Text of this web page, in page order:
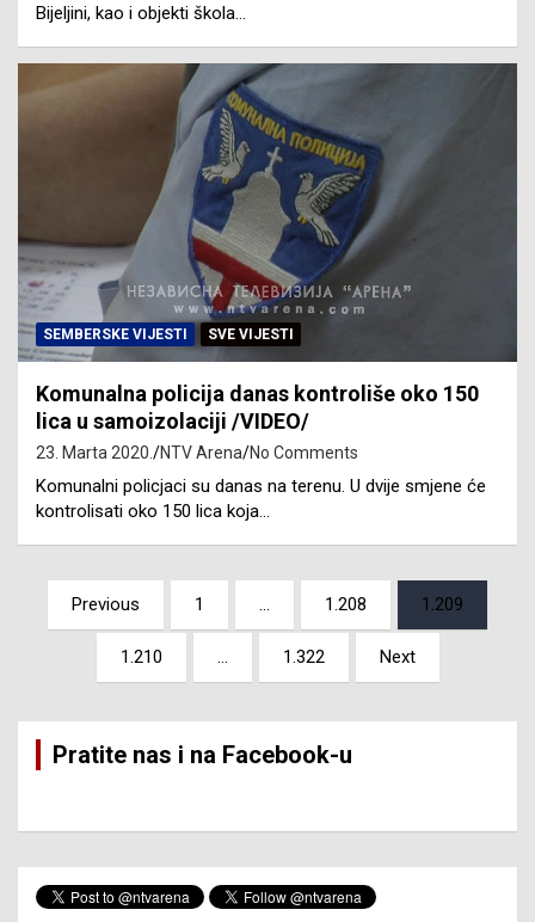
Bijeljini, kao i objekti škola…
SEMBERSKE VIJESTI SVE VIJESTI
Komunalna policija danas kontroliše oko 150
lica u samoizolaciji /VIDEO/
23. Marta 2020. NTV Arena No Comments
Komunalni policjaci su danas na terenu. U dvije smjene će
kontrolisati oko 150 lica koja…
Posts
pagination
Previous 1 … 1.208 1.209
1.210 … 1.322 Next
Pratite nas i na Facebook-u